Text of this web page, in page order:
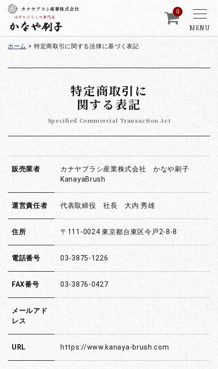
MENU
カナヤブラシ産業株式会社 0
ホーム > 特定商取引に関する法律に基づく表記
特定商取引に
関する表記
Specified Commercial Transaction Act
販売業者
カナヤブラシ産業株式会社 かなや刷子
KanayaBrush
運営責任者 代表取締役 社長 大内 秀雄
住所 〒111-0024 東京都台東区今戸2-8-8
電話番号 03-3875-1226
FAX番号 03-3876-0427
メールアド
レス
URL https://www.kanaya-brush.com